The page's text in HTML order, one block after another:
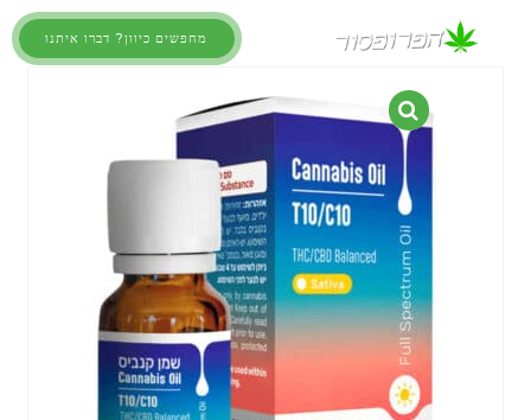
מחפשים כיוון? דברו איתנו